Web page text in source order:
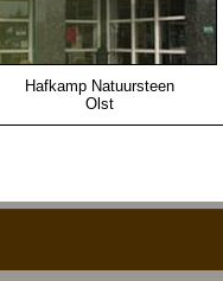
Hafkamp Natuursteen
Olst